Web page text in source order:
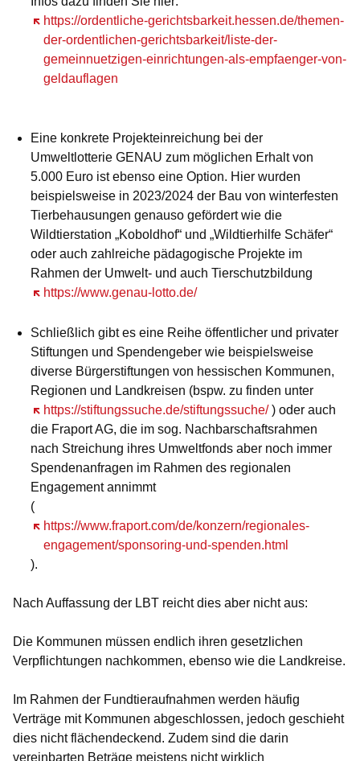
https://ordentliche-gerichtsbarkeit.hessen.de/themen-
der-ordentlichen-gerichtsbarkeit/liste-der-
gemeinnuetzigen-einrichtungen-als-empfaenger-von-
geldauflagen
Öffnet sich in einem neuen Fenster
Eine konkrete Projekteinreichung bei der
Umweltlotterie GENAU zum möglichen Erhalt von
5.000 Euro ist ebenso eine Option. Hier wurden
beispielsweise in 2023/2024 der Bau von winterfesten
Tierbehausungen genauso gefördert wie die
Wildtierstation „Koboldhof“ und „Wildtierhilfe Schäfer“
oder auch zahlreiche pädagogische Projekte im
Rahmen der Umwelt- und auch Tierschutzbildung
https://www.genau-lotto.de/
Öffnet sich in einem neuen Fenster
Schließlich gibt es eine Reihe öffentlicher und privater
Stiftungen und Spendengeber wie beispielsweise
diverse Bürgerstiftungen von hessischen Kommunen,
Regionen und Landkreisen (bspw. zu finden unter
https://stiftungssuche.de/stiftungssuche/
Öffnet sich in einem neuen Fenster
) oder auch
die Fraport AG, die im sog. Nachbarschaftsrahmen
nach Streichung ihres Umweltfonds aber noch immer
Spendenanfragen im Rahmen des regionalen
Engagement annimmt
(
https://www.fraport.com/de/konzern/regionales-
engagement/sponsoring-und-spenden.html
Öffnet sich in einem neuen Fenster
).
Nach Auffassung der LBT reicht dies aber nicht aus:
Die Kommunen müssen endlich ihren gesetzlichen
Verpflichtungen nachkommen, ebenso wie die Landkreise.
Im Rahmen der Fundtieraufnahmen werden häufig
Verträge mit Kommunen abgeschlossen, jedoch geschieht
dies nicht flächendeckend. Zudem sind die darin
vereinbarten Beträge meistens nicht wirklich